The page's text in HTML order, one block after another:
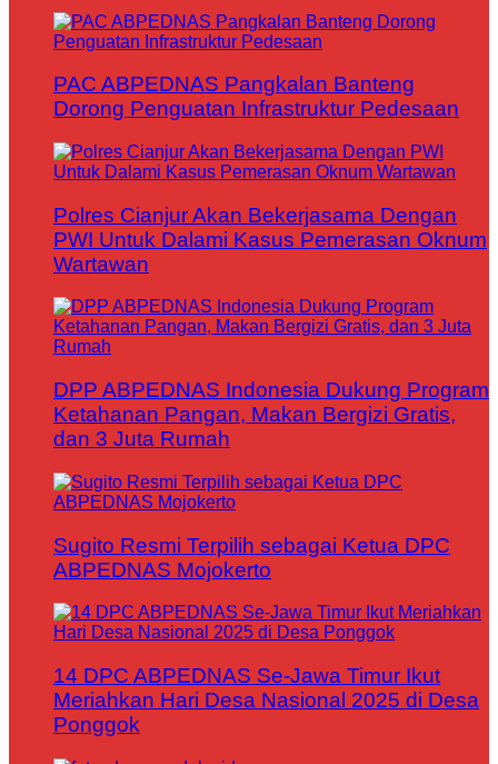
PAC ABPEDNAS Pangkalan Banteng
Dorong Penguatan Infrastruktur Pedesaan
Polres Cianjur Akan Bekerjasama Dengan
PWI Untuk Dalami Kasus Pemerasan Oknum
Wartawan
DPP ABPEDNAS Indonesia Dukung Program
Ketahanan Pangan, Makan Bergizi Gratis,
dan 3 Juta Rumah
Sugito Resmi Terpilih sebagai Ketua DPC
ABPEDNAS Mojokerto
14 DPC ABPEDNAS Se-Jawa Timur Ikut
Meriahkan Hari Desa Nasional 2025 di Desa
Ponggok